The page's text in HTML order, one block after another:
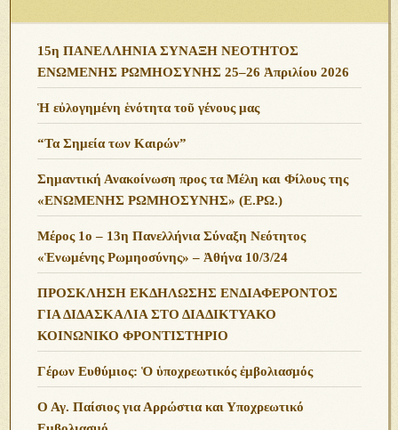
15η ΠΑΝΕΛΛΗΝΙΑ ΣΥΝΑΞΗ ΝΕΟΤΗΤΟΣ
ΕΝΩΜΕΝΗΣ ΡΩΜΗΟΣΥΝΗΣ 25–26 Ἀπριλίου 2026
Ἡ εὐλογημένη ἑνότητα τοῦ γένους μας
“Τα Σημεία των Καιρών”
Σημαντική Ανακοίνωση προς τα Μέλη και Φίλους της
«ΕΝΩΜΕΝΗΣ ΡΩΜΗΟΣΥΝΗΣ» (Ε.ΡΩ.)
Μέρος 1ο – 13η Πανελλήνια Σύναξη Νεότητος
«Ἑνωμένης Ρωμηοσύνης» – Ἀθήνα 10/3/24
ΠΡΟΣΚΛΗΣΗ ΕΚΔΗΛΩΣΗΣ ΕΝΔΙΑΦΕΡΟΝΤΟΣ
ΓΙΑ ΔΙΔΑΣΚΑΛΙΑ ΣΤΟ ΔΙΑΔΙΚΤΥΑΚΟ
ΚΟΙΝΩΝΙΚΟ ΦΡΟΝΤΙΣΤΗΡΙΟ
Γέρων Ευθύμιος: Ὁ ὑποχρεωτικός ἐμβολιασμός
Ο Αγ. Παίσιος για Αρρώστια και Υποχρεωτικό